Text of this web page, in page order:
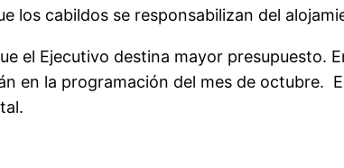
los cabildos se responsabilizan del
el Ejecutivo destina mayor presupuesto.
en la programación del mes de octubre.